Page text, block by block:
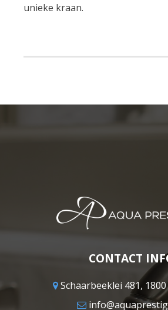
unieke kraan.
CONTACT
Schaarbeeklei 481,